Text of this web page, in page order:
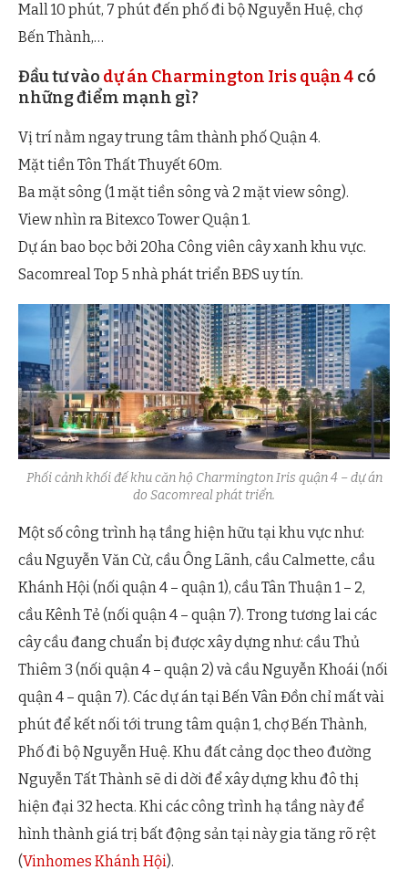
Mall 10 phút, 7 phút đến phố đi bộ Nguyễn Huệ, chợ
Bến Thành,…
Đầu tư vào dự án Charmington Iris quận 4 có
những điểm mạnh gì?
Vị trí nằm ngay trung tâm thành phố Quận 4.
Mặt tiền Tôn Thất Thuyết 60m.
Ba mặt sông (1 mặt tiền sông và 2 mặt view sông).
View nhìn ra Bitexco Tower Quận 1.
Dự án bao bọc bởi 20ha Công viên cây xanh khu vực.
Sacomreal Top 5 nhà phát triển BĐS uy tín.
Phối cảnh khối đế khu căn hộ Charmington Iris quận 4 – dự án
do Sacomreal phát triển.
Một số công trình hạ tầng hiện hữu tại khu vực như:
cầu Nguyễn Văn Cừ, cầu Ông Lãnh, cầu Calmette, cầu
Khánh Hội (nối quận 4 – quận 1), cầu Tân Thuận 1 – 2,
cầu Kênh Tẻ (nối quận 4 – quận 7). Trong tương lai các
cây cầu đang chuẩn bị được xây dựng như: cầu Thủ
Thiêm 3 (nối quận 4 – quận 2) và cầu Nguyễn Khoái (nối
quận 4 – quận 7). Các dự án tại Bến Vân Đồn chỉ mất vài
phút để kết nối tới trung tâm quận 1, chợ Bến Thành,
Phố đi bộ Nguyễn Huệ. Khu đất cảng dọc theo đường
Nguyễn Tất Thành sẽ di dời để xây dựng khu đô thị
hiện đại 32 hecta. Khi các công trình hạ tầng này để
hình thành giá trị bất động sản tại này gia tăng rõ rệt
(Vinhomes Khánh Hội).